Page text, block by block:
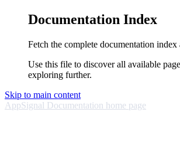
Documentation Index
Fetch the complete documentation index
Use this file to discover all available
exploring further.
Skip to main content
AppSignal Documentation home page